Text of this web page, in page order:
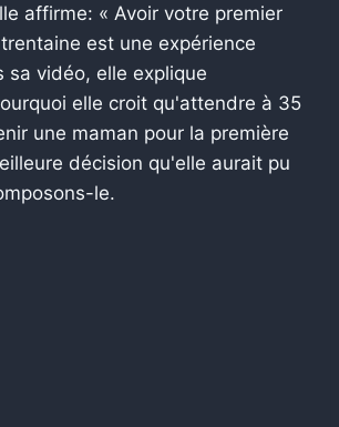
affirme: « Avoir votre premier
est une expérience
sa vidéo, elle explique
elle croit qu'attendre à 35
une maman pour la première
décision qu'elle aurait pu
le.